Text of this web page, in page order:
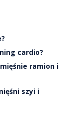
cardio?
ramion i
szyi i